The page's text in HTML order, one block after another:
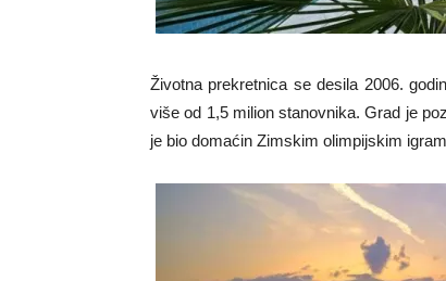
Životna prekretnica se desila 2006.
više od 1,5 milion stanovnika. Grad je
je bio domaćin Zimskim olimpijskim